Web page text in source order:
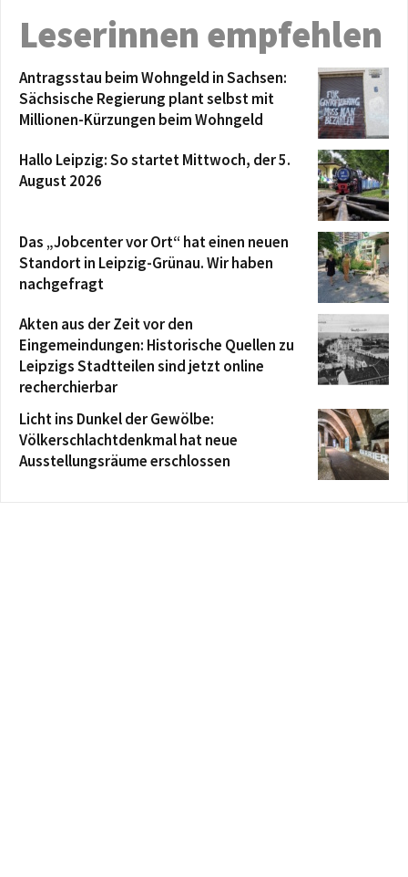
Leserinnen empfehlen
Antragsstau beim Wohngeld in Sachsen:
Sächsische Regierung plant selbst mit
Millionen-Kürzungen beim Wohngeld
Hallo Leipzig: So startet Mittwoch, der 5.
August 2026
Das „Jobcenter vor Ort“ hat einen neuen
Standort in Leipzig-Grünau. Wir haben
nachgefragt
Akten aus der Zeit vor den
Eingemeindungen: Historische Quellen zu
Leipzigs Stadtteilen sind jetzt online
recherchierbar
Licht ins Dunkel der Gewölbe:
Völkerschlachtdenkmal hat neue
Ausstellungsräume erschlossen